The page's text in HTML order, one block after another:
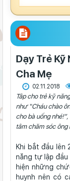
Dạy Trẻ Kỹ
Cha Mẹ
02.11.2018
Tâp cho trẻ kỹ
như “Cháu chào
cho bà uống
tâm chăm sóc ông
Khi bắt đầu lên
năng tự lập
hiện những
huynh nên có